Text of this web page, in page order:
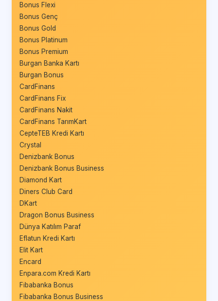
Bonus Flexi
Bonus Genç
Bonus Gold
Bonus Platinum
Bonus Premium
Burgan Banka Kartı
Burgan Bonus
CardFinans
CardFinans Fix
CardFinans Nakit
CardFinans TarımKart
CepteTEB Kredi Kartı
Crystal
Denizbank Bonus
Denizbank Bonus Business
Diamond Kart
Diners Club Card
DKart
Dragon Bonus Business
Dünya Katılım Paraf
Eflatun Kredi Kartı
Elit Kart
Encard
Enpara.com Kredi Kartı
Fibabanka Bonus
Fibabanka Bonus Business